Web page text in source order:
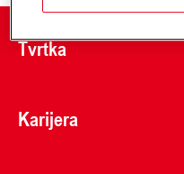
Tvrtka
Karijera